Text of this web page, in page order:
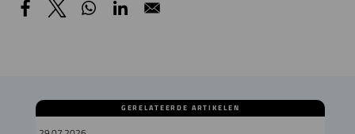
GERELATEERDE ARTIKELEN